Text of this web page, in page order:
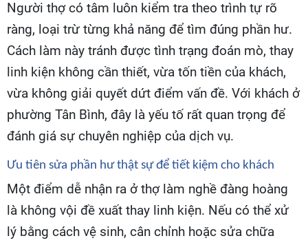
Người thợ có tâm luôn kiểm tra theo trình tự rõ
ràng, loại trừ từng khả năng để tìm đúng phần hư.
Cách làm này tránh được tình trạng đoán mò, thay
linh kiện không cần thiết, vừa tốn tiền của khách,
vừa không giải quyết dứt điểm vấn đề. Với khách ở
phường Tân Bình, đây là yếu tố rất quan trọng để
đánh giá sự chuyên nghiệp của dịch vụ.
Ưu tiên sửa phần hư thật sự để tiết kiệm cho khách
Một điểm dễ nhận ra ở thợ làm nghề đàng hoàng
là không vội đề xuất thay linh kiện. Nếu có thể xử
lý bằng cách vệ sinh, cân chỉnh hoặc sửa chữa